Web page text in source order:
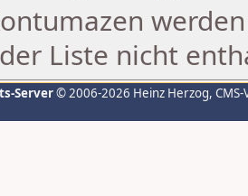
Liste nicht
Server© 2006-2026 Heinz Herzog,